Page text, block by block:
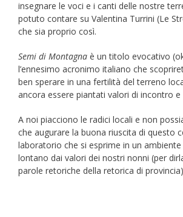
insegnare le voci e i canti delle nostre
potuto contare su Valentina Turrini (Le
che sia proprio così.
Semi di Montagna è un titolo evocativo
l’ennesimo acronimo italiano che
ben sperare in una fertilità del terreno
ancora essere piantati valori di incontro e
A noi piacciono le radici locali e non
che augurare la buona riuscita di questo
laboratorio che si esprime in un
lontano dai valori dei nostri nonni (per
parole retoriche della retorica di